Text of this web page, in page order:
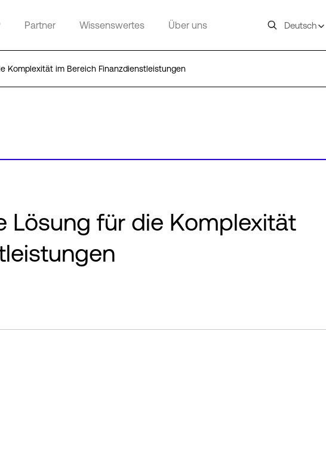
Partner Wissenswertes Über uns Deutsch
Komplexität im Bereich Finanzdienstleistungen
Lösung für die Komplexität